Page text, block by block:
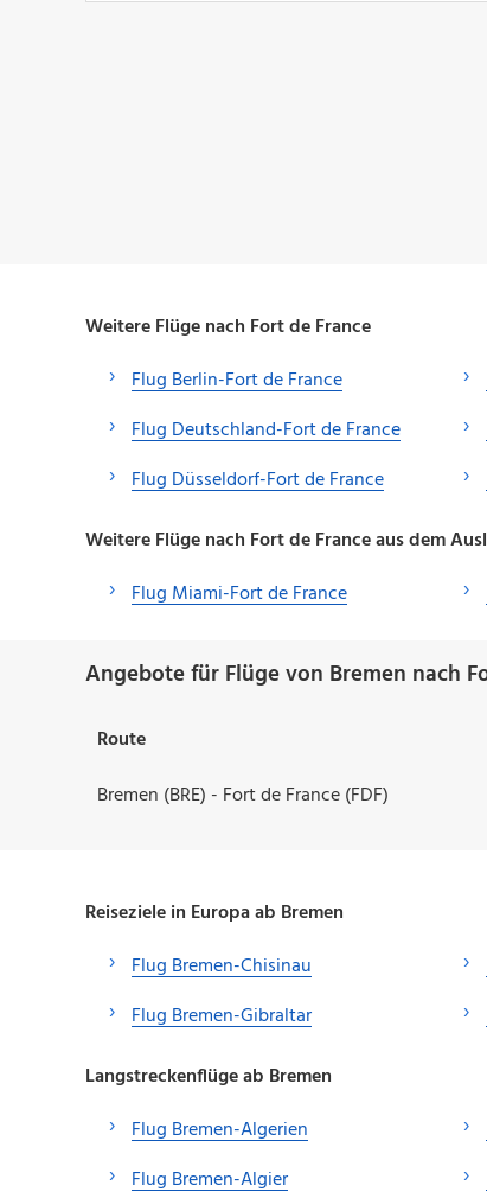
Weitere Flüge nach Fort de France
Flug Berlin-Fort de France
Flug Deutschland-Fort de France
Flug Düsseldorf-Fort de France
Weitere Flüge nach Fort de France aus dem
Flug Miami-Fort de France
Angebote für Flüge von Bremen nach
Route
Bremen (BRE) - Fort de France (FDF)
Reiseziele in Europa ab Bremen
Flug Bremen-Chisinau
Flug Bremen-Gibraltar
Langstreckenflüge ab Bremen
Flug Bremen-Algerien
Flug Bremen-Algier